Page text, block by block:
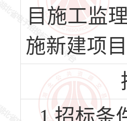
目施工监
施新建项